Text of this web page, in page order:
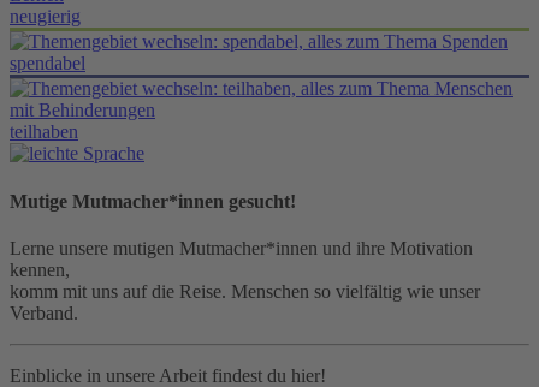
neugierig
spendabel
teilhaben
Mutige Mutmacher*innen gesucht!
Lerne unsere mutigen Mutmacher*innen und ihre Motivation
kennen,
komm mit uns auf die Reise. Menschen so vielfältig wie unser
Verband.
Einblicke in unsere Arbeit findest du hier!